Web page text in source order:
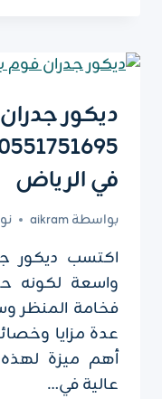
ت:
مرايا
ديكور
مودرن
الرياض
ديكور
في الرياض
بواسطةaikram
اكتسب ديكور
واسعة لكونه
فخامة المنظر
عدة مزايا
أهم ميزة
عالية في…